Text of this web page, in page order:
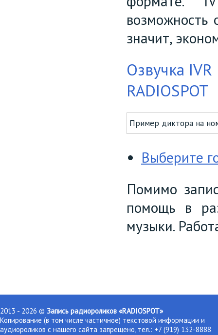
возможность
значит,
Озвучка
RADIOSPOT
Пример диктора на
Выберите
Помимо
помощь в
музыки.
2013 - 2026 © Запись радиороликов «RADIOSPOT»
Копирование (в том числе частичное) текстовой информации и
аудиороликов с нашего сайта запрещено, тел.: +7 (919) 132-8888